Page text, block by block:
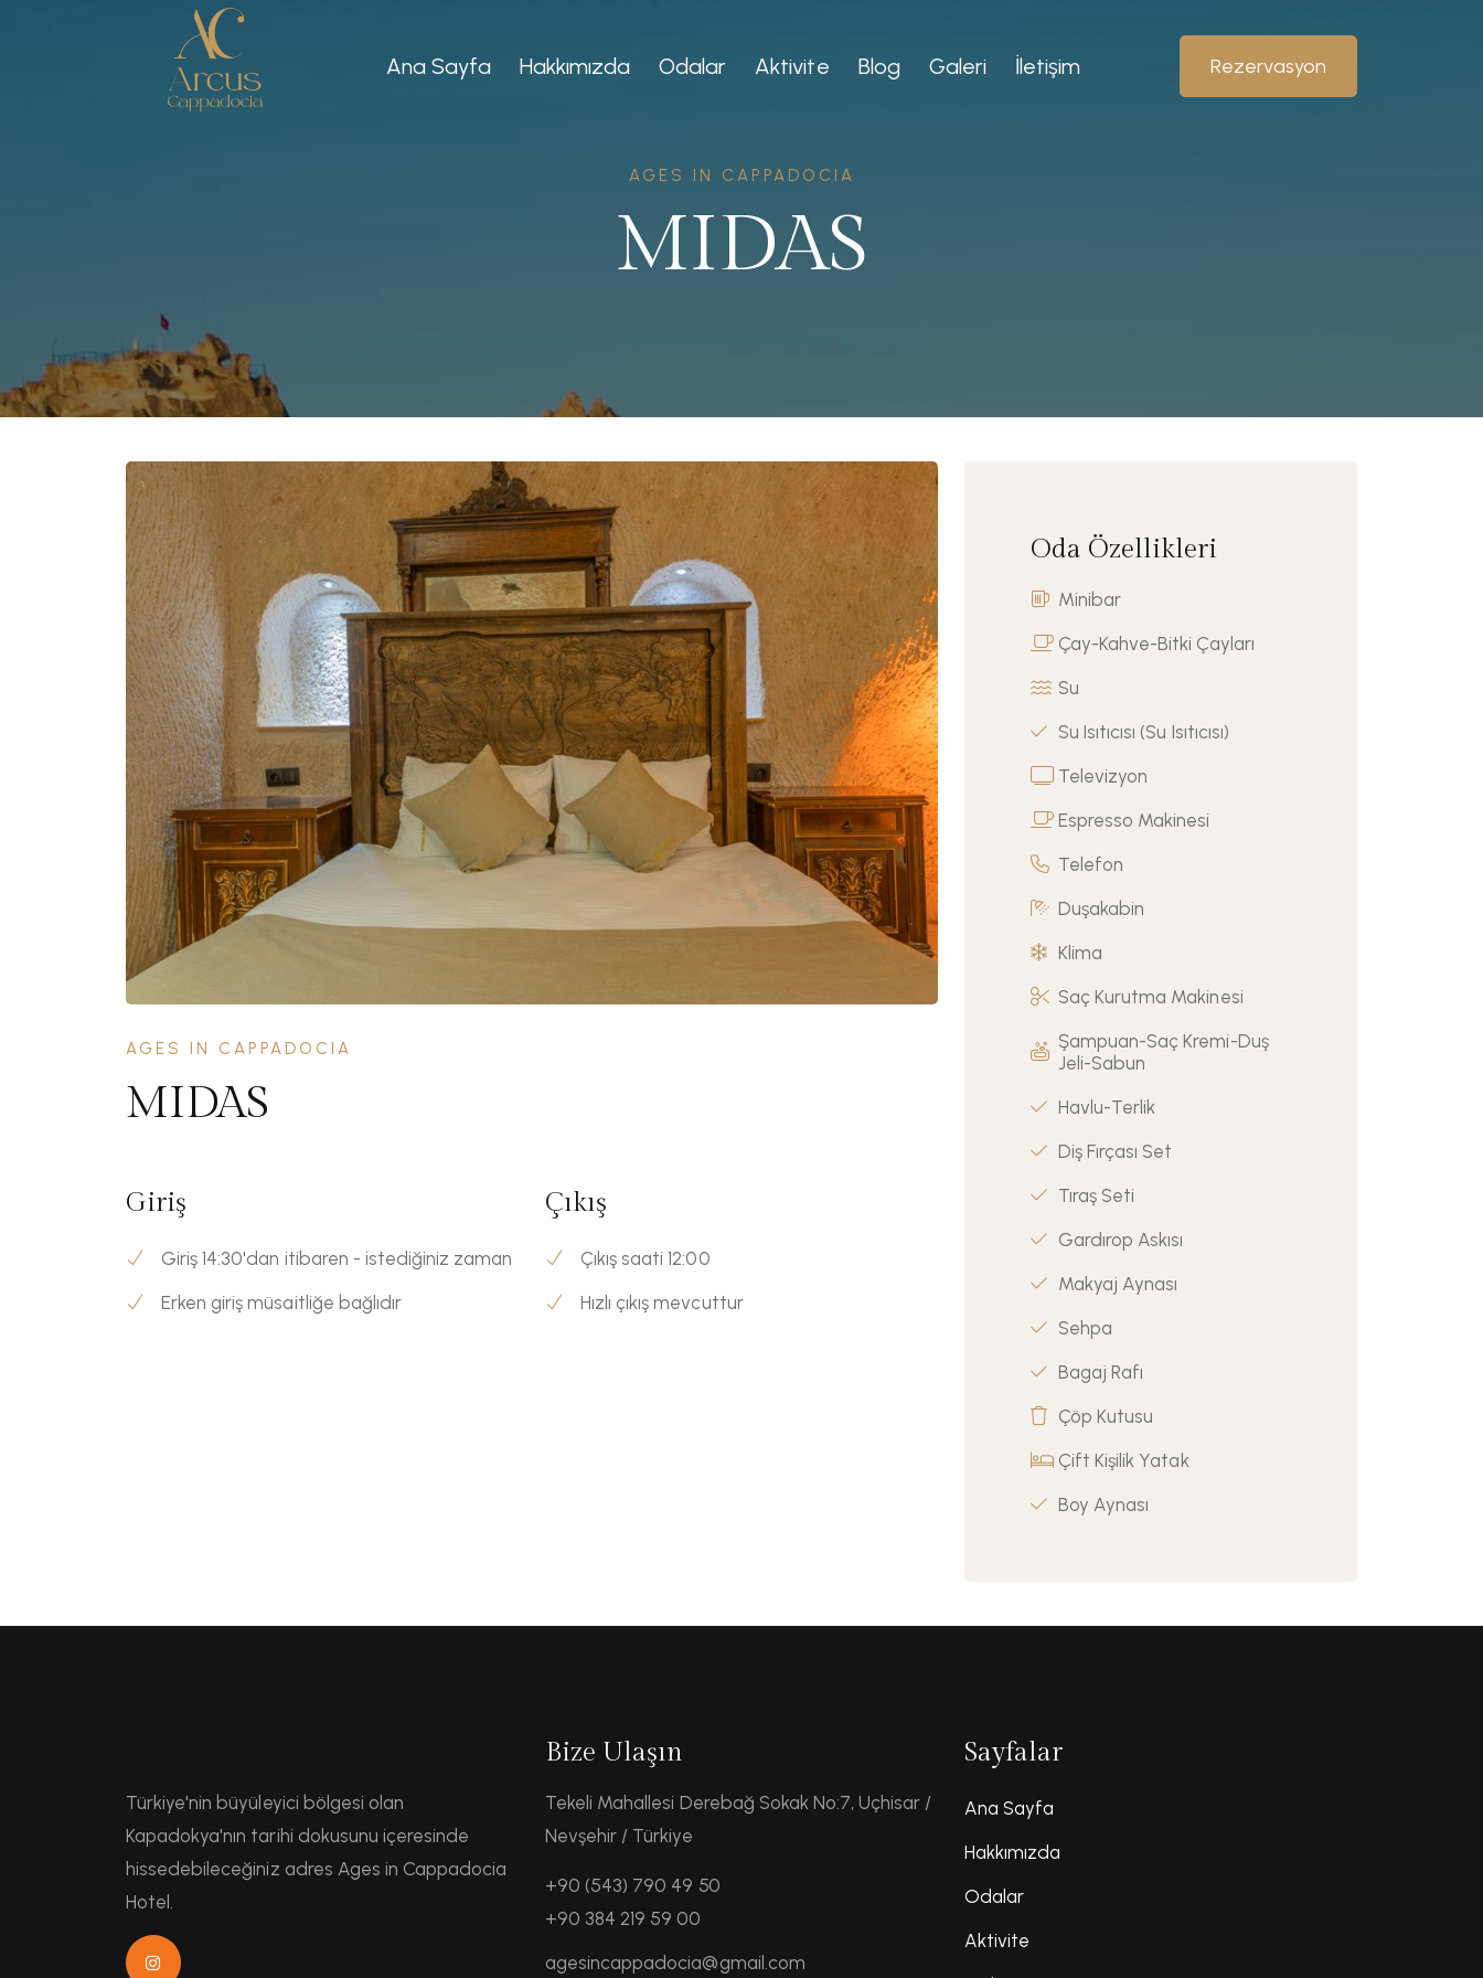
Ana Sayfa Hakkımızda Odalar Aktivite Blog Galeri İletişim Rezervasyon
AGES IN CAPPADOCIA
MIDAS
AGES IN CAPPADOCIA
MIDAS
Giriş
Giriş 14:30'dan itibaren - istediğiniz zaman
Erken giriş müsaitliğe bağlıdır
Çıkış
Çıkış saati 12:00
Hızlı çıkış mevcuttur
Oda Özellikleri
Minibar
Çay-Kahve-Bitki Çayları
Su
Su Isıtıcısı (Su Isıtıcısı)
Televizyon
Espresso Makinesi
Telefon
Duşakabin
Klima
Saç Kurutma Makinesi
Şampuan-Saç Kremi-Duş
Jeli-Sabun
Havlu-Terlik
Diş Fırçası Set
Tıraş Seti
Gardırop Askısı
Makyaj Aynası
Sehpa
Bagaj Rafı
Çöp Kutusu
Çift Kişilik Yatak
Boy Aynası
Türkiye'nin büyüleyici bölgesi olan
Kapadokya'nın tarihi dokusunu içeresinde
hissedebileceğiniz adres Ages in Cappadocia
Hotel.
Bize Ulaşın
Tekeli Mahallesi Derebağ Sokak No:7, Uçhisar /
Nevşehir / Türkiye
+90 (543) 790 49 50
+90 384 219 59 00
agesincappadocia@gmail.com
Sayfalar
Ana Sayfa
Hakkımızda
Odalar
Aktivite